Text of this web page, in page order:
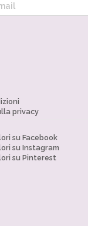
privacy
su Facebook
su Instagram
su Pinterest